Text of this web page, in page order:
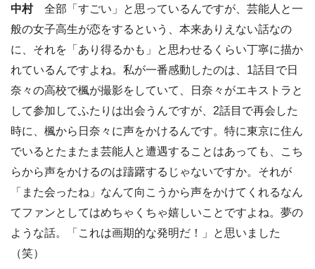
中村全部「すごい」と思っているんですが、芸能人と一
般の女子高生が恋をするという、本来ありえない話なの
に、それを「あり得るかも」と思わせるくらい丁寧に描か
れているんですよね。私が一番感動したのは、1話目で日
奈々の高校で楓が撮影をしていて、日奈々がエキストラと
して参加してふたりは出会うんですが、2話目で再会した
時に、楓から日奈々に声をかけるんです。特に東京に住ん
でいるとたまたま芸能人と遭遇することはあっても、こち
らから声をかけるのは躊躇するじゃないですか。それが
「また会ったね」なんて向こうから声をかけてくれるなん
てファンとしてはめちゃくちゃ嬉しいことですよね。夢の
ような話。「これは画期的な発明だ！」と思いました
（笑）